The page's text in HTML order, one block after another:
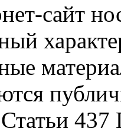
сайт
437